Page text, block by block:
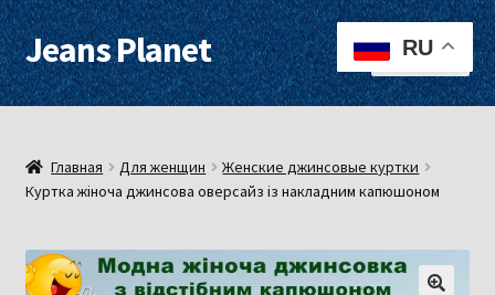
Перейти
к
навигации
Перейти
к
содержимому
Jeans Planet Меню
Для женщин
Для мужчин
Оплата, доставка
Главная Для женщин
Женские джинсовые куртки
Куртка жіноча джинсова оверсайз із накладним капюшоном
RU